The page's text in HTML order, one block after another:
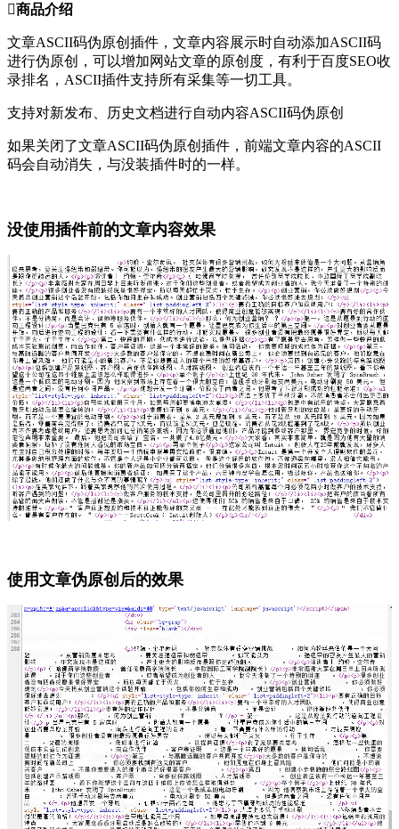
商品介绍
文章ASCII码伪原创插件，文章内容展示时自动添加ASCII码
进行伪原创，可以增加网站文章的原创度，有利于百度SEO收
录排名，ASCII插件支持所有采集等一切工具。
支持对新发布、历史文档进行自动内容ASCII码伪原创
如果关闭了文章ASCII码伪原创插件，前端文章内容的ASCII
码会自动消失，与没装插件时的一样。
没使用插件前的文章内容效果
使用文章伪原创后的效果